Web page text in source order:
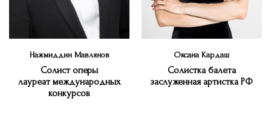
Нажмиддин Мавлянов
Солист оперы
лауреат международных
конкурсов
Оксана Кардаш
Солистка балета
заслуженная артистка РФ